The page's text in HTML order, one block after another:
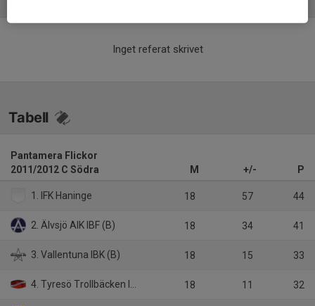
Inget referat skrivet
Tabell
Pantamera Flickor
2011/2012 C Södra
M +/- P
1. IFK Haninge 18 57 44
2. Älvsjö AIK IBF (B) 18 34 41
3. Vallentuna IBK (B) 18 15 33
4. Tyresö Trollbäcken IBK 18 11 32